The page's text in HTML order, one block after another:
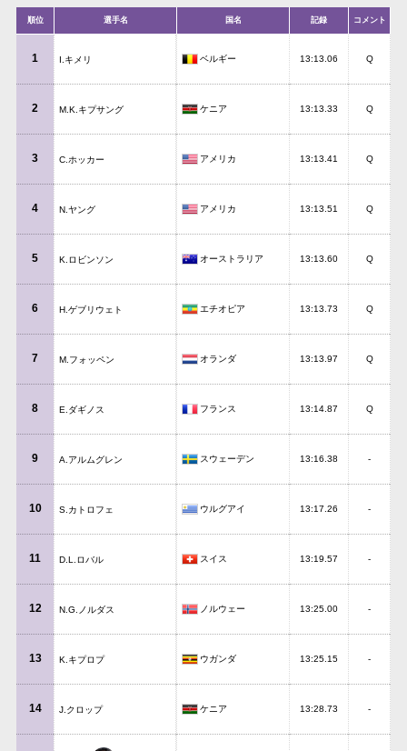
順位 選手名 国名 記録 コメント
1 I.キメリ ベルギー 13:13.06 Q
2 M.K.キプサング ケニア 13:13.33 Q
3 C.ホッカー アメリカ 13:13.41 Q
4 N.ヤング アメリカ 13:13.51 Q
5 K.ロビンソン オーストラリア 13:13.60 Q
6 H.ゲブリウェト エチオピア 13:13.73 Q
7 M.フォッペン オランダ 13:13.97 Q
8 E.ダギノス フランス 13:14.87 Q
9 A.アルムグレン スウェーデン 13:16.38 -
10 S.カトロフェ ウルグアイ 13:17.26 -
11 D.L.ロバル スイス 13:19.57 -
12 N.G.ノルダス ノルウェー 13:25.00 -
13 K.キプロプ ウガンダ 13:25.15 -
14 J.クロップ ケニア 13:28.73 -